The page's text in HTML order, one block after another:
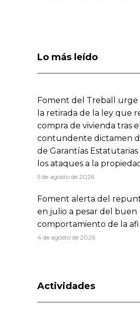
Lo más leído
Foment del Treball urge
la retirada de la ley que
compra de vivienda tras el
contundente dictamen
de Garantías
los ataques a la
5 de agosto de 2026
Foment alerta del
en julio a pesar del buen
comportamiento de la
4 de agosto de 2026
Actividades